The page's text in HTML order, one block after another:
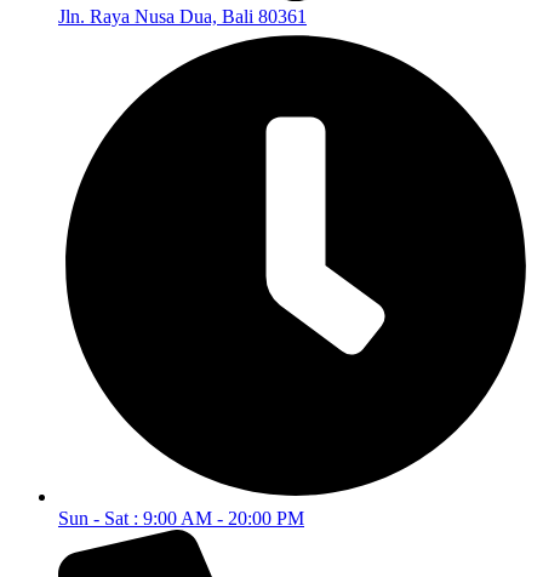
Jln. Raya Nusa Dua, Bali 80361
Sun - Sat : 9:00 AM - 20:00 PM